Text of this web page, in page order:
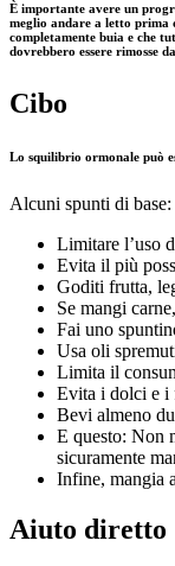
È importante avere un
meglio andare a letto prima
completamente buia e che
dovrebbero essere rimosse
Cibo
Lo squilibrio ormonale può
Alcuni spunti di base:
Limitare l’uso
Evita il più
Goditi frutta,
Se mangi
Fai uno
Usa oli
Limita il
Evita i dolci e i
Bevi almeno
E questo: Non
sicuramente
Infine, mangia
Aiuto diretto